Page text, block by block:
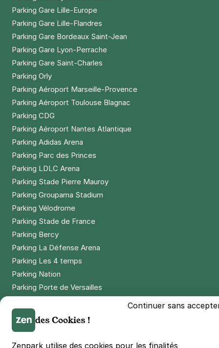
Parking Gare Lille-Europe
Parking Gare Lille-Flandres
Parking Gare Bordeaux Saint-Jean
Parking Gare Lyon-Perrache
Parking Gare Saint-Charles
Parking Orly
Parking Aéroport Marseille-Provence
Parking Aéroport Toulouse Blagnac
Parking CDG
Parking Aéroport Nantes Atlantique
Parking Adidas Arena
Parking Parc des Princes
Parking LDLC Arena
Parking Stade Pierre Mauroy
Parking Groupama Stadium
Parking Vélodrome
Parking Stade de France
Parking Bercy
Parking La Défense Arena
Parking Les 4 temps
Parking Nation
Parking Porte de Versailles
Parking Euralille
Parking Casino Barrière Lille
Continuer sans
des Cookies !
Zenpark utilise des cookies pour les finalités